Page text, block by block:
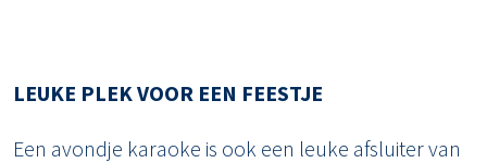
LEUKE PLEK VOOR EEN FEESTJE
Een avondje karaoke is ook een leuke afsluiter van